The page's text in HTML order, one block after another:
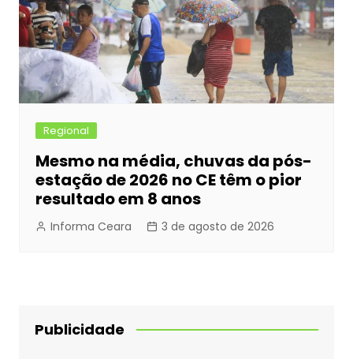
Regional
Mesmo na média, chuvas da pós-
estação de 2026 no CE têm o pior
resultado em 8 anos
Informa Ceara 3 de agosto de 2026
Publicidade